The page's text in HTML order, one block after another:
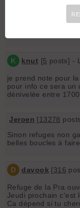
K knut [5 posts] -
je prend note pour
pour info ce sera un
dénivelée entre
Jeroen [13278
Sinon refuges non
belles boucles à
D davook [316
Refuge de la Pra
Jeudi prochain c'est
Ca dépend si tu